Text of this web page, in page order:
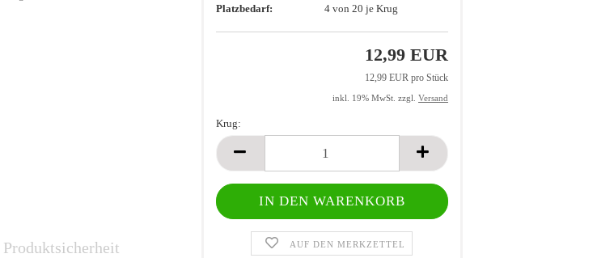
Platzbedarf:
4 von 20 je Krug
12,99 EUR
12,99 EUR pro Stück
inkl. 19% MwSt. zzgl. Versand
Krug:
Krug
AUF DEN MERKZETTEL
Produktsicherheit